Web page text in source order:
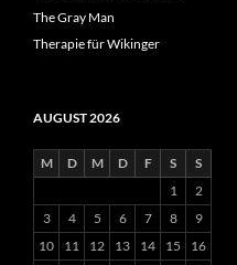
The Gray Man
Therapie für Wikinger
AUGUST 2026
M D M D F S
S
1
2
3
4 5 6 7 8
9
10
11 12 13 14 15
16